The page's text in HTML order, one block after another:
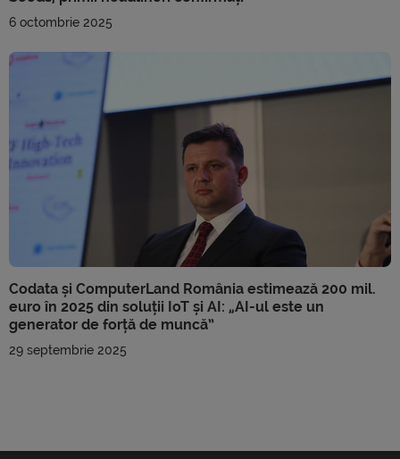
6 octombrie 2025
Codata și ComputerLand România estimează 200 mil.
euro în 2025 din soluții IoT și AI: „AI-ul este un
generator de forță de muncă”
29 septembrie 2025